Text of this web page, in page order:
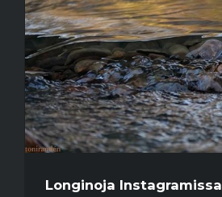
Longinoja Instagramissa